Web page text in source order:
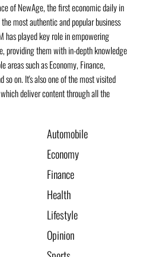
of NewAge, the first economic daily in
most authentic and popular business
has played key role in empowering
providing them with in-depth knowledge
areas such as Economy, Finance,
so on. It's also one of the most visited
deliver content through all the
Automobile
Economy
Finance
Health
Lifestyle
Opinion